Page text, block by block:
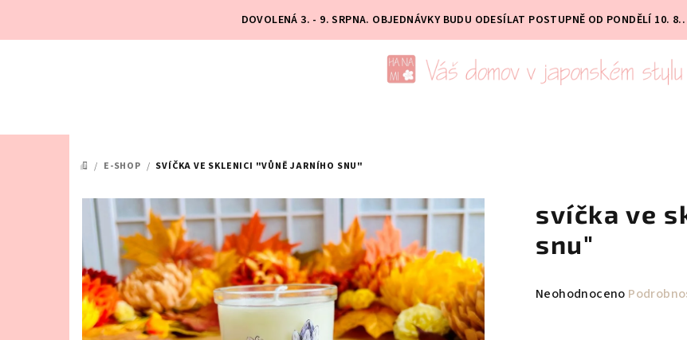
DOVOLENÁ 3. - 9. SRPNA. OBJEDNÁVKY BUDU ODESÍLAT POSTUPNĚ OD PONDĚLÍ 10.
DOMŮ
/ E-SHOP / SVÍČKA VE SKLENICI "VŮNĚ JARNÍHO SNU"
svíčka ve
snu"
Průměrné
Neohodnoceno